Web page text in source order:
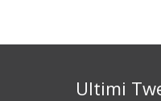
Ultimi